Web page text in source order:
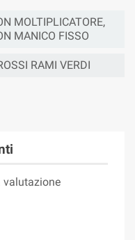
MOLTIPLICATORE,
MANICO FISSO
RAMI VERDI
valutazione